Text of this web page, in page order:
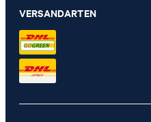
Cornflower Karten-Etui Cortina
VERSANDARTEN